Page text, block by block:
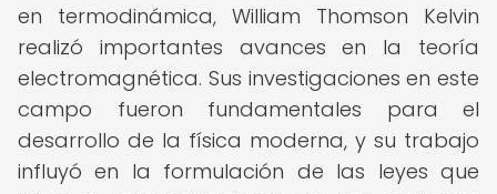
en termodinámica, William Thomson Kelvin
realizó importantes avances en la teoría
electromagnética. Sus investigaciones en este
campo fueron fundamentales para el
desarrollo de la física moderna, y su trabajo
influyó en la formulación de las leyes que